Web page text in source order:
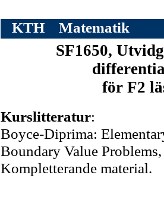
KTH Matematik
SF1650,
för F2
Kurslitteratur:
Boyce-Diprima:
Boundary Value
Kompletterande material.